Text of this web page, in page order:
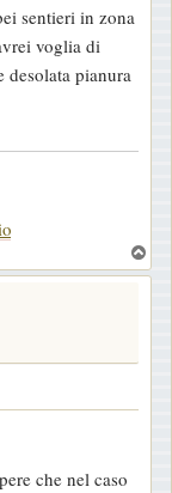
sentieri in zona
voglia di
desolata pianura
o
che nel caso